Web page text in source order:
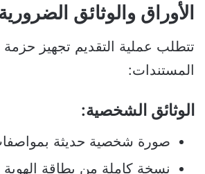
الأوراق والوثائق الضرورية
تتطلب عملية التقديم تجهيز
المستندات:
الوثائق الشخصية:
صورة شخصية حديثة
نسخة كاملة من بطاقة